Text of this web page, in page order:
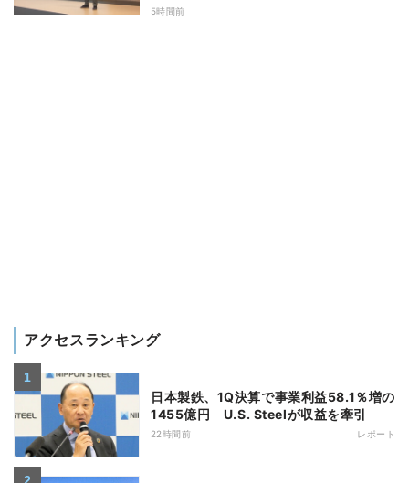
5時間前
アクセスランキング
日本製鉄、1Q決算で事業利益58.1％増の
1455億円 U.S. Steelが収益を牽引
22時間前 レポート